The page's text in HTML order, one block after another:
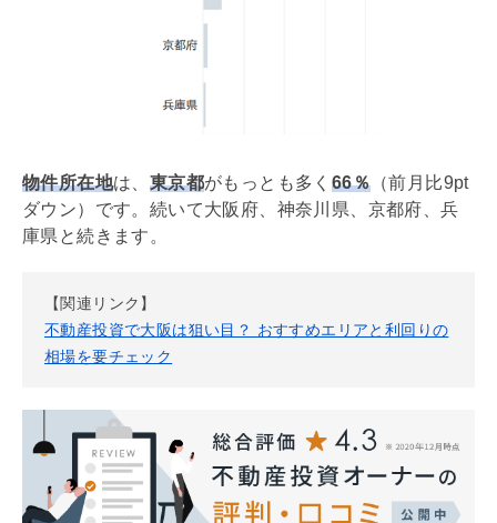
物件所在地は、 東京都がもっとも多く 66％ （前月比9pt
ダウン）です。続いて大阪府、神奈川県、京都府、兵
庫県と続きます。
【関連リンク】
不動産投資で大阪は狙い目？ おすすめエリアと利回りの
相場を要チェック